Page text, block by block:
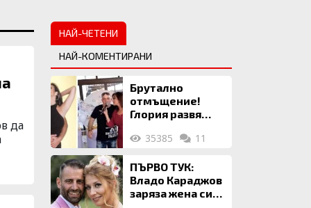
да
НАЙ-ЧЕТЕНИ
НАЙ-КОМЕНТИРАНИ
Брутално
отмъщение!
Глория развя
на Илия: Ожени
жена, заряза
Симона, за да
гледа чуждо
35385 11
ПЪРВО ТУК:
Владо Караджов
заряза жена си